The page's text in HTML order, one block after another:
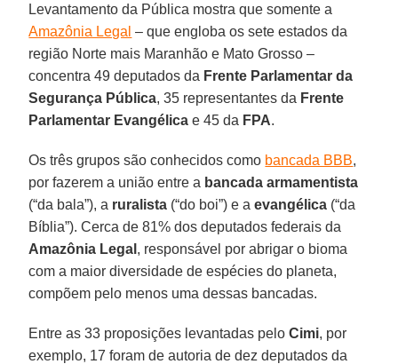
Levantamento da Pública mostra que somente a
Amazônia Legal – que engloba os sete estados da
região Norte mais Maranhão e Mato Grosso –
concentra 49 deputados da Frente Parlamentar da
Segurança Pública, 35 representantes da Frente
Parlamentar Evangélica e 45 da FPA.
Os três grupos são conhecidos como bancada BBB,
por fazerem a união entre a bancada armamentista
(“da bala”), a ruralista (“do boi”) e aevangélica (“da
Bíblia”). Cerca de 81% dos deputados federais da
Amazônia Legal , responsável por abrigar o bioma
com a maior diversidade de espécies do planeta,
compõem pelo menos uma dessas bancadas.
Entre as 33 proposições levantadas peloCimi, por
exemplo, 17 foram de autoria de dez deputados da